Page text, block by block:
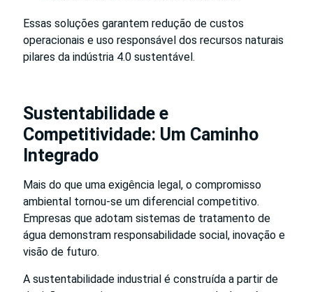
Essas soluções garantem redução de custos
operacionais e uso responsável dos recursos naturais
pilares da indústria 4.0 sustentável.
Sustentabilidade e
Competitividade: Um Caminho
Integrado
Mais do que uma exigência legal, o compromisso
ambiental tornou-se um diferencial competitivo.
Empresas que adotam sistemas de tratamento de
água demonstram responsabilidade social, inovação e
visão de futuro.
A sustentabilidade industrial é construída a partir de